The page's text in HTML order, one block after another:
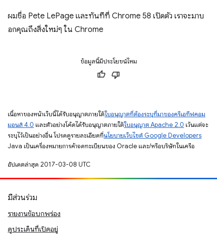
ผมชื่อ Pete LePage และทันทีที่ Chrome 58 เปิดตัว เราจะมาบ
อกคุณถึงสิ่งใหม่ๆ ใน Chrome
ข้อมูลนี้มีประโยชน์ไหม
เนื้อหาของหน้าเว็บนี้ได้รับอนุญาตภายใต้ใบอนุญาตที่ต้องระบุที่มาของครีเอทีฟคอม
มอนส์ 4.0 และตัวอย่างโค้ดได้รับอนุญาตภายใต้ใบอนุญาต Apache 2.0 เว้นแต่จะ
ระบุไว้เป็นอย่างอื่น โปรดดูรายละเอียดที่นโยบายเว็บไซต์ Google Developers
Java เป็นเครื่องหมายการค้าจดทะเบียนของ Oracle และ/หรือบริษัทในเครือ
อัปเดตล่าสุด 2017-03-08 UTC
มีส่วนร่วม
รายงานข้อบกพร่อง
ดูประเด็นที่เปิดอยู่